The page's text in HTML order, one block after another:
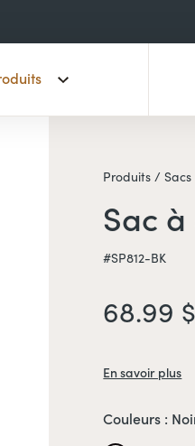
Produits /
Sac
#SP812-BK
68.99 $
En savoir plus
Couleurs :